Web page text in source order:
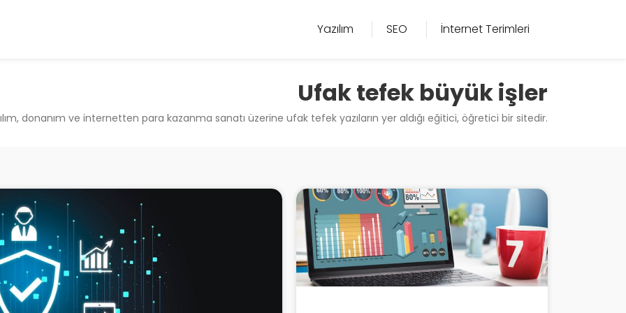
Yazılım SEO İnternet Terimleri
Ufak tefek büyük işler
donanım ve internetten para kazanma sanatı üzerine ufak tefek yazıların yer aldığı eğitici, öğretici bir sitedir.